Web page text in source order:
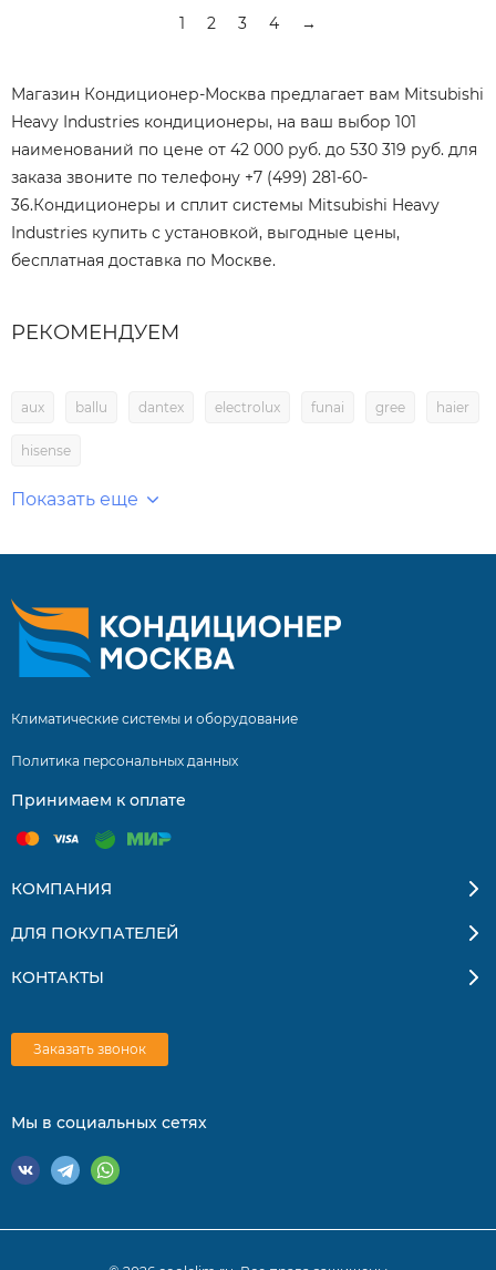
1 2 3 4 →
Магазин Кондиционер-Москва предлагает вам Mitsubishi
Heavy Industries кондиционеры, на ваш выбор 101
наименований по цене от 42 000 руб. до 530 319 руб. для
заказа звоните по телефону +7 (499) 281-60-
36.Кондиционеры и сплит системы Mitsubishi Heavy
Industries купить с установкой, выгодные цены,
бесплатная доставка по Москве.
РЕКОМЕНДУЕМ
aux ballu dantex electrolux funai gree haier
hisense
Показать еще
Климатические системы и оборудование
Политика персональных данных
Принимаем к оплате
КОМПАНИЯ
ДЛЯ ПОКУПАТЕЛЕЙ
КОНТАКТЫ
Заказать звонок
Мы в социальных сетях